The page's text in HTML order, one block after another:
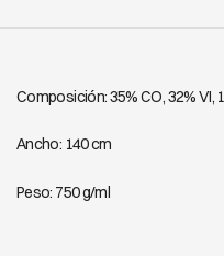
Composición: 35% CO, 32% VI,
Ancho: 140 cm
Peso: 750 g/ml